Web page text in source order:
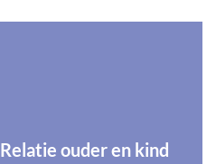
Relatie ouder en kind